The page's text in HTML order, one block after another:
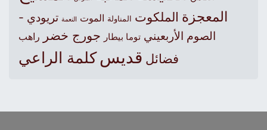
المعجزة الملكوت المناولة الموت النعمة تريودي -
الصوم الأربعيني توما بيطار جورج خضر راهب
فضائل قديس كلمة الراعي